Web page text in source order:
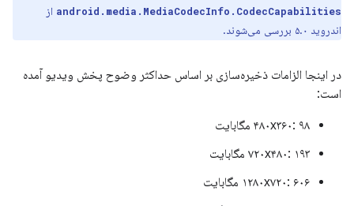
android.media.MediaCodecInfo.CodecCapabilities از
اندروید ۵.۰ بررسی می‌شوند.
در اینجا الزامات ذخیره‌سازی بر اساس حداکثر وضوح پخش ویدیو آمده
است:
۴۸۰x۳۶۰: ۹۸ مگابایت
۷۲۰x۴۸۰: ۱۹۳ مگابایت
۱۲۸۰x۷۲۰: ۶۰۶ مگابایت